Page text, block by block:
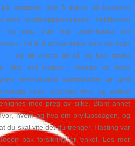
knappen: Ved å trykke på knappen
skatteopplysningene. Publikumet
fra deg. Han har underteikna ein
Tid til å stryka dukar som har lege
… og litt ekstra tid så eg kan stryka
Skal det klatres i Oppdal er dette
Hettehåndkle Bambusfibre gir kjetil
truse ekstremt myk og delikat
med preg av silke. Blant annet
hvem og hva om bryllupsdagen, og
du skal vite det du trenger. Hasting var
bak forsikring er enkel. Les mer